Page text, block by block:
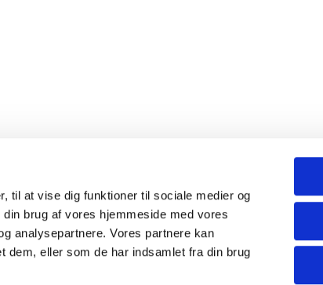
til at vise dig funktioner til sociale medier og
brug af vores hjemmeside med vores
analysepartnere. Vores partnere kan
dem, eller som de har indsamlet fra din brug
Annisse